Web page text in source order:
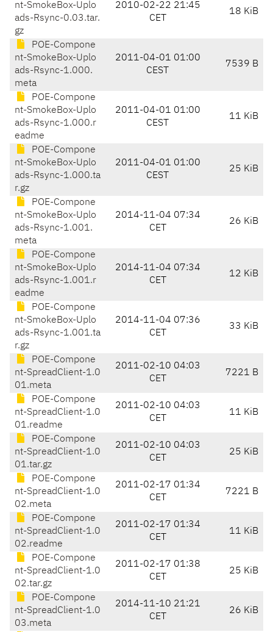
nt-SmokeBox-Uplo
ads-Rsync-0.03.tar.
gz
2010-02-22 21:45
CET
18 KiB
POE-Compone
nt-SmokeBox-Uplo
ads-Rsync-1.000.
meta
2011-04-01 01:00
CEST
7539 B
POE-Compone
nt-SmokeBox-Uplo
ads-Rsync-1.000.r
eadme
2011-04-01 01:00
CEST
11 KiB
POE-Compone
nt-SmokeBox-Uplo
ads-Rsync-1.000.ta
r.gz
2011-04-01 01:00
CEST
25 KiB
POE-Compone
nt-SmokeBox-Uplo
ads-Rsync-1.001.
meta
2014-11-04 07:34
CET
26 KiB
POE-Compone
nt-SmokeBox-Uplo
ads-Rsync-1.001.r
eadme
2014-11-04 07:34
CET
12 KiB
POE-Compone
nt-SmokeBox-Uplo
ads-Rsync-1.001.ta
r.gz
2014-11-04 07:36
CET
33 KiB
POE-Compone
nt-SpreadClient-1.0
01.meta
2011-02-10 04:03
CET
7221 B
POE-Compone
nt-SpreadClient-1.0
01.readme
2011-02-10 04:03
CET
11 KiB
POE-Compone
nt-SpreadClient-1.0
01.tar.gz
2011-02-10 04:03
CET
25 KiB
POE-Compone
nt-SpreadClient-1.0
02.meta
2011-02-17 01:34
CET
7221 B
POE-Compone
nt-SpreadClient-1.0
02.readme
2011-02-17 01:34
CET
11 KiB
POE-Compone
nt-SpreadClient-1.0
02.tar.gz
2011-02-17 01:38
CET
25 KiB
POE-Compone
nt-SpreadClient-1.0
03.meta
2014-11-10 21:21
CET
26 KiB